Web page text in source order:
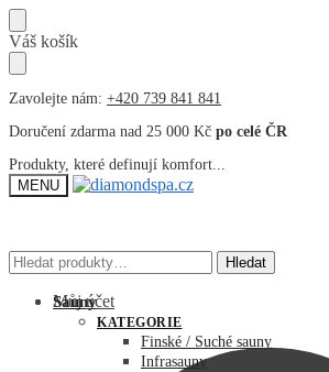
Přeskočit
na
navigaci
Přeskočit
na
obsah
Váš košík
Zavolejte nám: +420 739 841 841
Doručení zdarma nad 25 000 Kč po celé ČR
Produkty, které definují komfort...
MENU
Hledat: Hledat
Můj účet
Hledat: Hledat
Sauny
KATEGORIE
Finské / Suché sauny
Infrasauny